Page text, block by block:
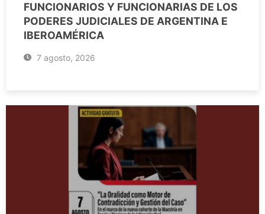
FUNCIONARIOS Y FUNCIONARIAS DE LOS
PODERES JUDICIALES DE ARGENTINA E
IBEROAMÉRICA
7 agosto, 2026